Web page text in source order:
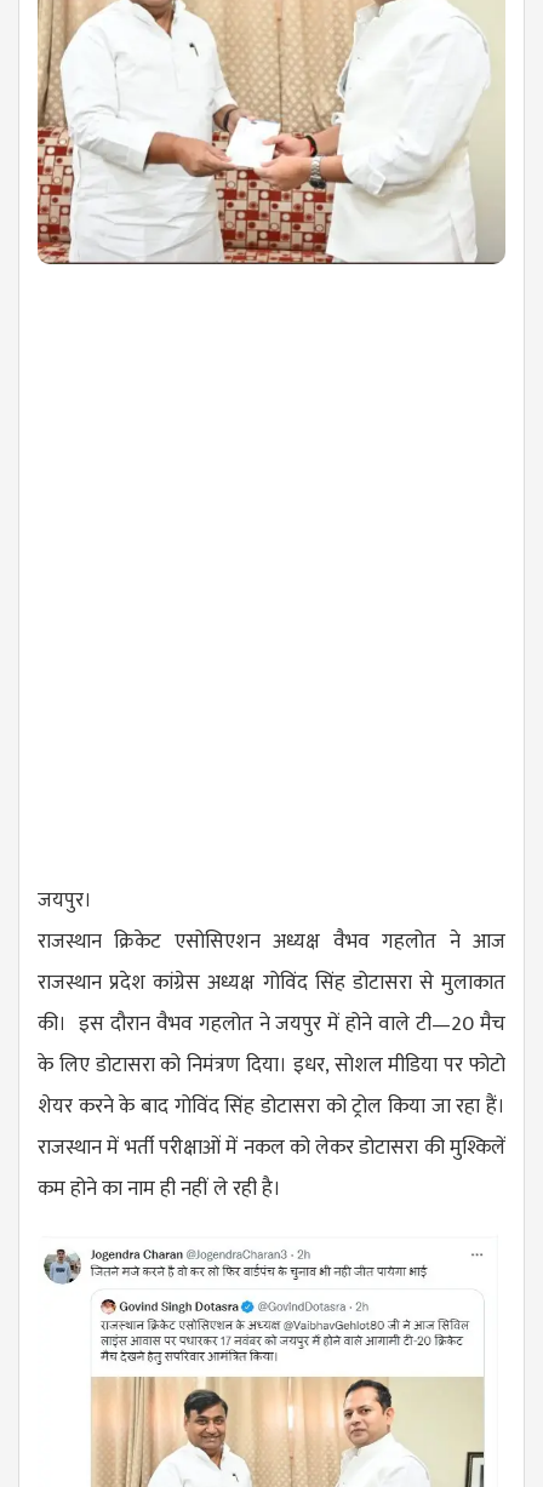
जयपुर।
राजस्थान क्रिकेट एसोसिएशन अध्यक्ष वैभव गहलोत ने आज
राजस्थान प्रदेश कांग्रेस अध्यक्ष गोविंद सिंह डोटासरा से मुलाकात
की। इस दौरान वैभव गहलोत ने जयपुर में होने वाले टी—20 मैच
के लिए डोटासरा को निमंत्रण दिया। इधर, सोशल मीडिया पर फोटो
शेयर करने के बाद गोविंद सिंह डोटासरा को ट्रोल किया जा रहा हैं।
राजस्थान में भर्ती परीक्षाओं में नकल को लेकर डोटासरा की मुश्किलें
कम होने का नाम ही नहीं ले रही है।